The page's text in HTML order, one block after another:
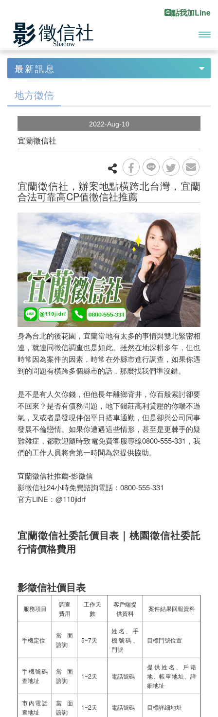
點我加Line
主選
Previous
最新訊息
最新消息
地方徵信
地方討債
最新服務
地方徵信
宜蘭徵信社
2022-Aug-10
宜蘭徵信社，辦案地點橫跨北台灣，宜蘭
合法可靠高CP值徵信社推薦
身為台北的後花園，宜蘭當地有太多的事情與雙北緊密相
連，就連同徵信調查也是如此。雖然在地深耕多年，但也
時常因為案件的因素，時常在外縣市進行調查，如果你遇
到的問題有橫跨多個縣市的話，那麼找我們準沒錯。
是不是有人欠你錢，但他長年離鄉背井，你百般索討卻要
不回來？是否有債務問題，地下錢莊高利貸壓的你喘不過
氣，又或者是發現伴侶平日搭車通勤，但是卻與公司同事
發展不倫戀情。如果你遭遇這些情形，甚至是更棘手的疑
難雜症，都歡迎隨時致電免費客服專線0800-555-331，我
們的工作人員將會第一時間為您提供協助。
宜蘭徵信社推薦-影徵信
影徵信社24小時免費諮詢電話：0800-555-331
官方LINE：@110jidrf
宜蘭徵信社委託價目表｜桃園徵信社委託
行情價格費用
影徵信社價目表
服務項目
調查
費用
工作天
數
客戶端提
供資料
案件結果回報資料
手機定位
當面
諮詢
5~7天
姓名、手
機號碼、
門號
目標門號位置
手機號碼
查地址
當面
諮詢
1~2天 電話號碼
提供姓名、戶籍
地、帳單地址、詳
細地址
市內電話
查地址
當面
諮詢
1~2天 電話號碼 目標詳細地址